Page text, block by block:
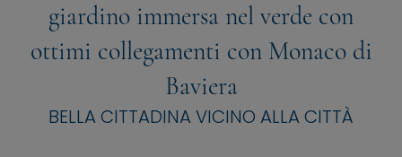
giardino immersa nel verde con
ottimi collegamenti con Monaco di
Baviera
BELLA CITTADINA VICINO ALLA CITTÀ